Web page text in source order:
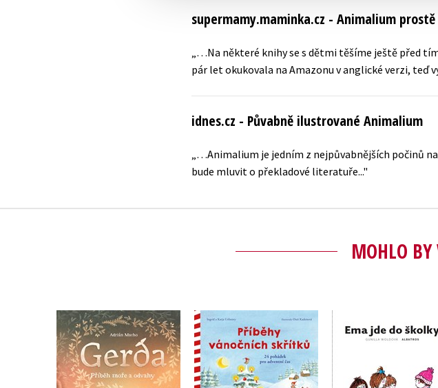
supermamy.maminka.cz - Animalium
„…Na některé knihy se s dětmi těšíme ještě před
pár let okukovala na Amazonu v anglické verzi, teď
idnes.cz - Půvabně ilustrované Animalium
„…Animalium je jedním z nejpůvabnějších počinů
bude mluvit o překladové literatuře..."
MOHLO BY
Gerda: Příběh moře a
odvahy
Adrián Macho
Příběhy vánočních
skřítků
Ingrid Uebeová
Ema jde do školky